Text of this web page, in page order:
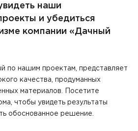
наши
и убедиться
компании «Дачный
по нашим проектам, представляет
качества, продуманных
материалов. Посетите
чтобы увидеть результаты
обоснованное решение.